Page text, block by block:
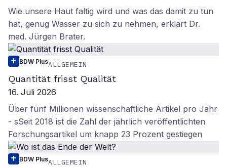
Wie unsere Haut faltig wird und was das damit zu tun
hat, genug Wasser zu sich zu nehmen, erklärt Dr.
med. Jürgen Brater.
BDW PlusALLGEMEIN
Quantität frisst Qualität
16. Juli 2026
Über fünf Millionen wissenschaftliche Artikel pro Jahr
- sSeit 2018 ist die Zahl der jährlich veröffentlichten
Forschungsartikel um knapp 23 Prozent gestiegen
BDW PlusALLGEMEIN